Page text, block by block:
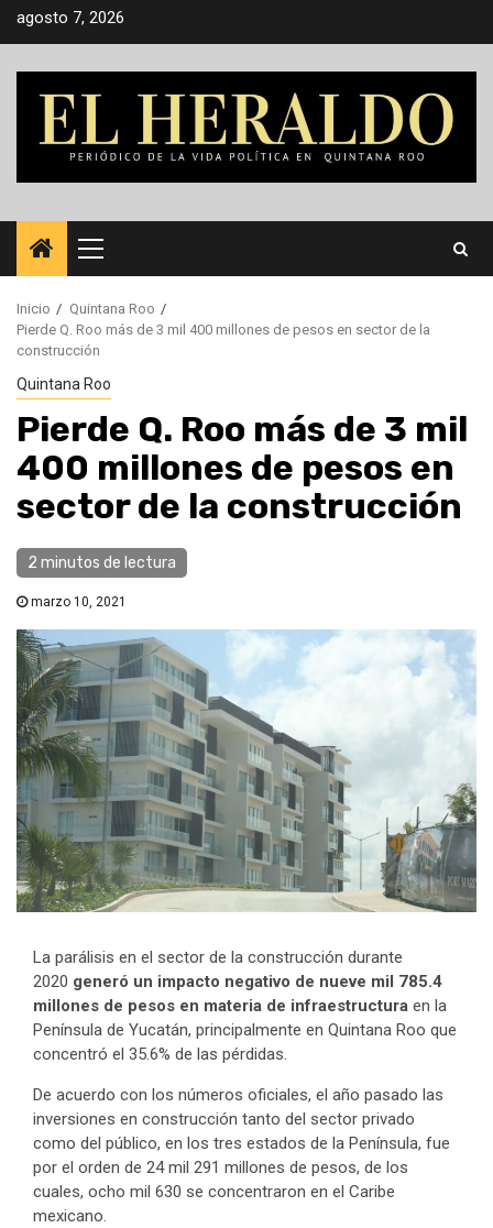
Saltar
agosto 7, 2026
Menú
principal
Inicio
Quintana Roo
Pierde Q. Roo más de 3 mil 400 millones de pesos en sector de la
construcción
Quintana Roo
Pierde Q. Roo más de 3 mil
400 millones de pesos en
sector de la construcción
2 minutos de lectura
marzo 10, 2021
La parálisis en el sector de la construcción durante
2020 generó un impacto negativo de nueve mil 785.4
millones de pesos en materia de infraestructura en la
Península de Yucatán, principalmente en Quintana Roo que
concentró el 35.6% de las pérdidas.
De acuerdo con los números oficiales, el año pasado las
inversiones en construcción tanto del sector privado
como del público, en los tres estados de la Península, fue
por el orden de 24 mil 291 millones de pesos, de los
cuales, ocho mil 630 se concentraron en el Caribe
mexicano.